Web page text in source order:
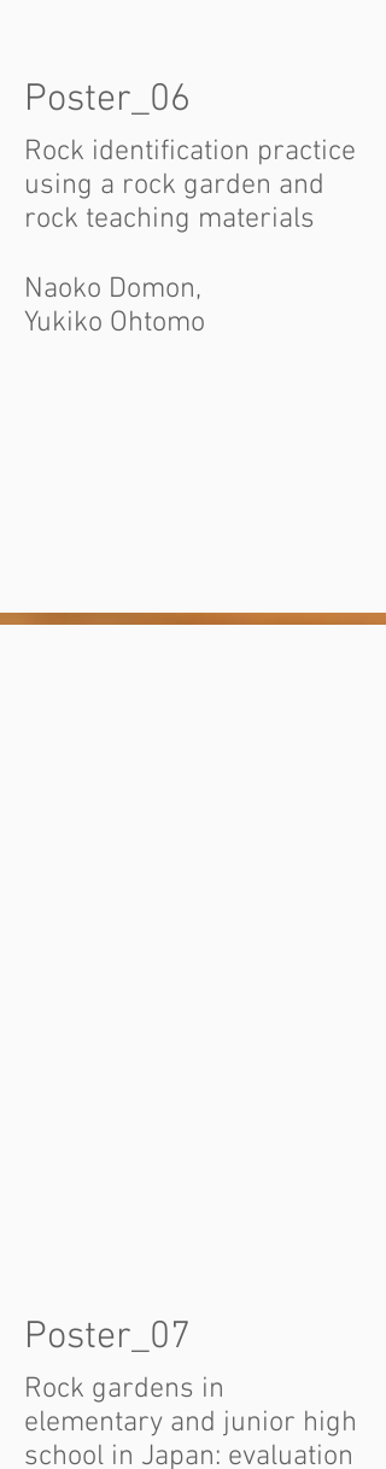
Poster_06
Rock identification practice
using a rock garden and
rock teaching materials
Naoko Domon,
Yukiko Ohtomo
Poster_07
Rock gardens in
elementary and junior high
school in Japan: evaluation